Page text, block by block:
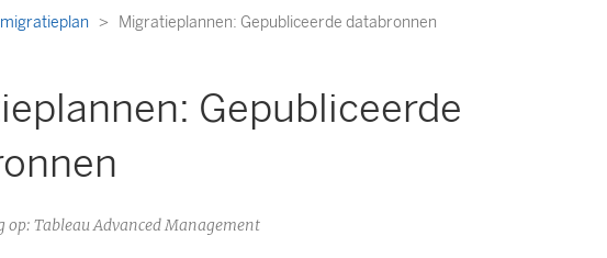
Migratieplannen: Gepubliceerde databronnen
Gepubliceerde
op: Tableau Advanced Management